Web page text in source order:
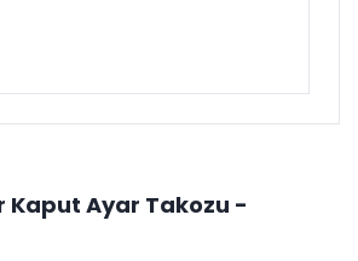
Kaput Ayar Takozu -